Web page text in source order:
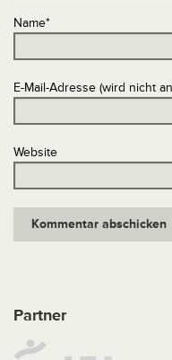
Name*
E-Mail-Adresse (wird nicht
Website
Partner